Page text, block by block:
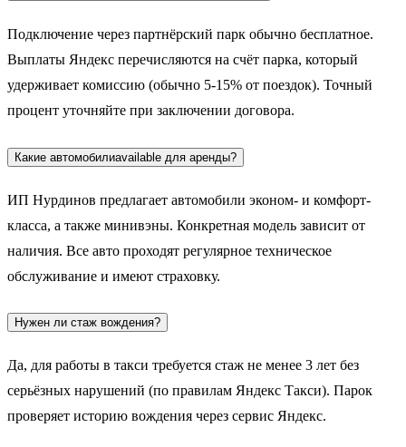
Подключение через партнёрский парк обычно бесплатное.
Выплаты Яндекс перечисляются на счёт парка, который
удерживает комиссию (обычно 5-15% от поездок). Точный
процент уточняйте при заключении договора.
Какие автомобилиavailable для аренды?
ИП Нурдинов предлагает автомобили эконом- и комфорт-
класса, а также минивэны. Конкретная модель зависит от
наличия. Все авто проходят регулярное техническое
обслуживание и имеют страховку.
Нужен ли стаж вождения?
Да, для работы в такси требуется стаж не менее 3 лет без
серьёзных нарушений (по правилам Яндекс Такси). Парок
проверяет историю вождения через сервис Яндекс.